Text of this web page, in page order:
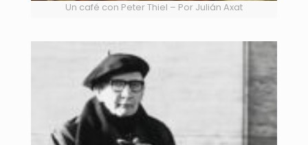
Un café con Peter Thiel – Por Julián Axat